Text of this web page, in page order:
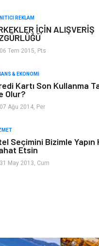
Genel Kültür
REKLAM
İÇİN ALIŞVERİŞ
Tem 2015, Pts
& EKONOMI
Kartı Son Kullanma
Olur?
Ağu 2014, Per
Seçimini Bizimle Yapın
Etsin
May 2013, Cum